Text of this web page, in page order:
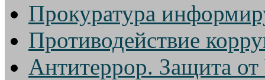
Прокуратура
Противодействие
Антитеррор. Защита